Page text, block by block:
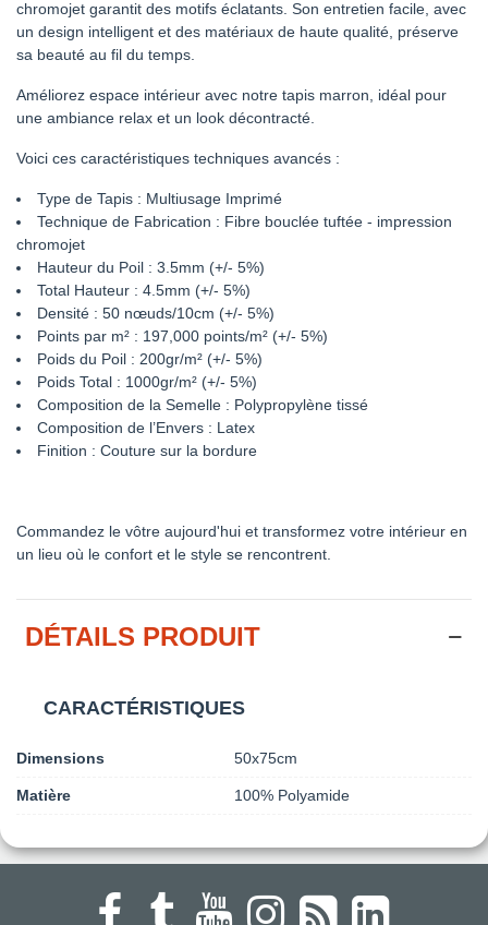
chromojet garantit des motifs éclatants. Son entretien facile, avec
un design intelligent et des matériaux de haute qualité, préserve
sa beauté au fil du temps.
Améliorez espace intérieur avec notre tapis marron, idéal pour
une ambiance relax et un look décontracté.
Voici ces caractéristiques techniques avancés :
Type de Tapis : Multiusage Imprimé
Technique de Fabrication : Fibre bouclée tuftée - impression
chromojet
Hauteur du Poil : 3.5mm (+/- 5%)
Total Hauteur : 4.5mm (+/- 5%)
Densité : 50 nœuds/10cm (+/- 5%)
Points par m² : 197,000 points/m² (+/- 5%)
Poids du Poil : 200gr/m² (+/- 5%)
Poids Total : 1000gr/m² (+/- 5%)
Composition de la Semelle : Polypropylène tissé
Composition de l’Envers : Latex
Finition : Couture sur la bordure
Commandez le vôtre aujourd'hui et transformez votre intérieur en
un lieu où le confort et le style se rencontrent.
DÉTAILS PRODUIT
CARACTÉRISTIQUES
Dimensions 50x75cm
Matière 100% Polyamide